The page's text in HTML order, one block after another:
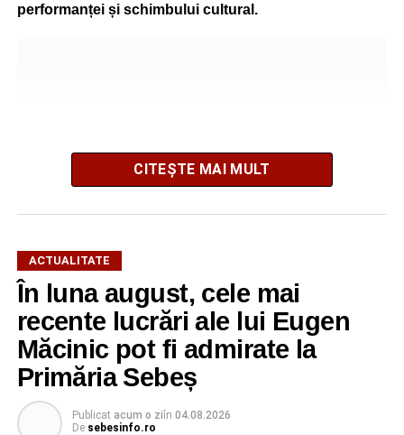
performanței și schimbului cultural.
String Symphonic Camp 2026 reunește tineri
instrumentiști din 6 țări, alături de voluntari și foști elevi ai
Liceului de Arte „Regina Maria”, din Alba Iulia, care
participă, timp de o săptămână, la cursuri de
perfecționare, repetiții și activități artistice desfășurate sub
îndrumarea unor profesori și mentori.
CITEȘTE MAI MULT
ACTUALITATE
În luna august, cele mai
recente lucrări ale lui Eugen
Măcinic pot fi admirate la
Primăria Sebeș
Publicat acum o ziîn 04.08.2026
De sebesinfo.ro